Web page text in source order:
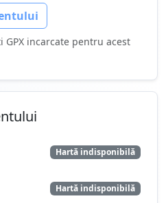
incarcate pentru acest
Hartă indisponibilă
Hartă indisponibilă